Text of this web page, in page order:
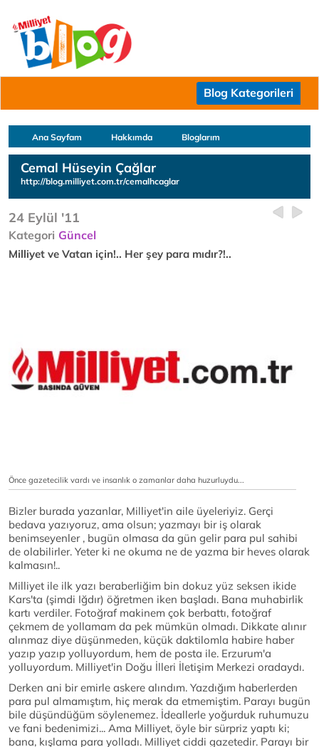
Blog Kategorileri
Ana Sayfam Hakkımda Bloglarım
Cemal Hüseyin Çağlar
http://blog.milliyet.com.tr/cemalhcaglar
24 Eylül '11
Kategori Güncel
Milliyet ve Vatan için!.. Her şey para mıdır?!..
Önce gazetecilik vardı ve insanlık o zamanlar daha huzurluydu...
Bizler burada yazanlar, Milliyet'in aile üyeleriyiz. Gerçi
bedava yazıyoruz, ama olsun; yazmayı bir iş olarak
benimseyenler , bugün olmasa da gün gelir para pul sahibi
de olabilirler. Yeter ki ne okuma ne de yazma bir heves olarak
kalmasın!..
Milliyet ile ilk yazı beraberliğim bin dokuz yüz seksen ikide
Kars'ta (şimdi Iğdır) öğretmen iken başladı. Bana muhabirlik
kartı verdiler. Fotoğraf makinem çok berbattı, fotoğraf
çekmem de yollamam da pek mümkün olmadı. Dikkate alınır
alınmaz diye düşünmeden, küçük daktilomla habire haber
yazıp yazıp yolluyordum, hem de posta ile. Erzurum'a
yolluyordum. Milliyet'in Doğu İlleri İletişim Merkezi oradaydı.
Derken ani bir emirle askere alındım. Yazdığım haberlerden
para pul almamıştım, hiç merak da etmemiştim. Parayı bugün
bile düşündüğüm söylenemez. İdeallerle yoğurduk ruhumuzu
ve fani bedenimizi... Ama Milliyet, öyle bir sürpriz yaptı ki;
bana, kışlama para yolladı. Milliyet ciddi gazetedir. Parayı bir